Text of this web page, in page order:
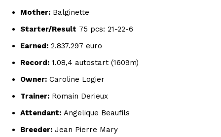
Mother: Balginette
Starter/Result 75 pcs: 21-22-6
Earned: 2.837.297 euro
Record: 1.08,4 autostart (1609m)
Owner: Caroline Logier
Trainer: Romain Derieux
Attendant: Angelique Beaufils
Breeder: Jean Pierre Mary